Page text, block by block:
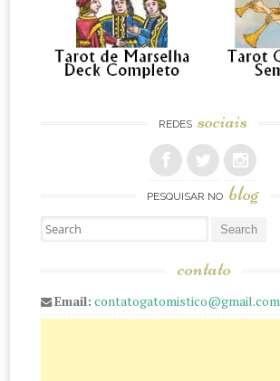
REDES sociais
PESQUISAR NO blog
Pesquisar
contato
Email: contatogatomistico@gmail.com